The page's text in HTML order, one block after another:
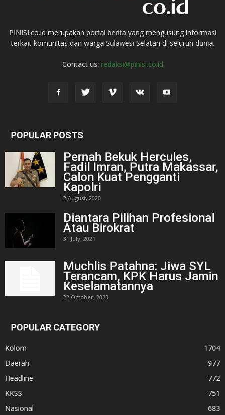
PINISI.co.id merupakan portal berita yang mengusung informasi
terkait komunitas dan warga Sulawesi Selatan di seluruh dunia.
Contact us: redaksi@pinisi.co.id
POPULAR POSTS
Pernah Bekuk Hercules,
Fadil Imran, Putra Makassar,
Calon Kuat Pengganti
Kapolri
2 August, 2020
Diantara Pilihan Profesional
Atau Birokrat
31 July, 2021
Muchlis Patahna: Jiwa SYL
Terancam, KPK Harus Jamin
Keselamatannya
22 October, 2023
POPULAR CATEGORY
Kolom
1704
Daerah
977
Headline
772
KKSS
751
Nasional
683